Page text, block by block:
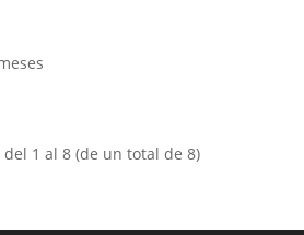
1 al 8 (de un total de 8)